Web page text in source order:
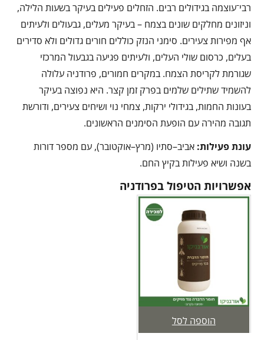
רבי־עוצמה בגידולים רבים. הזחלים פעילים בעיקר בשעות הלילה,
וניזונים מחלקים שונים בצמח – בעיקר מעלים, גבעולים ולעיתים
אף מפירות צעירים. סימני הנזק כוללים חורים גדולים ולא סדירים
בעלים, כרסום שולי העלים, ולעיתים פגיעה בגבעול המרכזי
שגורמת לקריסת הצמח. במקרים חמורים, פרודניה עלולה
להשמיד שתילים שלמים בפרק זמן קצר. היא נפוצה בעיקר
בעונות החמות, בגידולי ירקות, צמחי נוי ושיחים צעירים, ודורשת
תגובה מהירה עם הופעת הסימנים הראשונים.
עונת פעילות: אביב–סתיו (מרץ–אוקטובר), עם מספר דורות
בשנה ושיא פעילות בקיץ החם.
אפשרויות הטיפול בפרודניה
הוספה לסל